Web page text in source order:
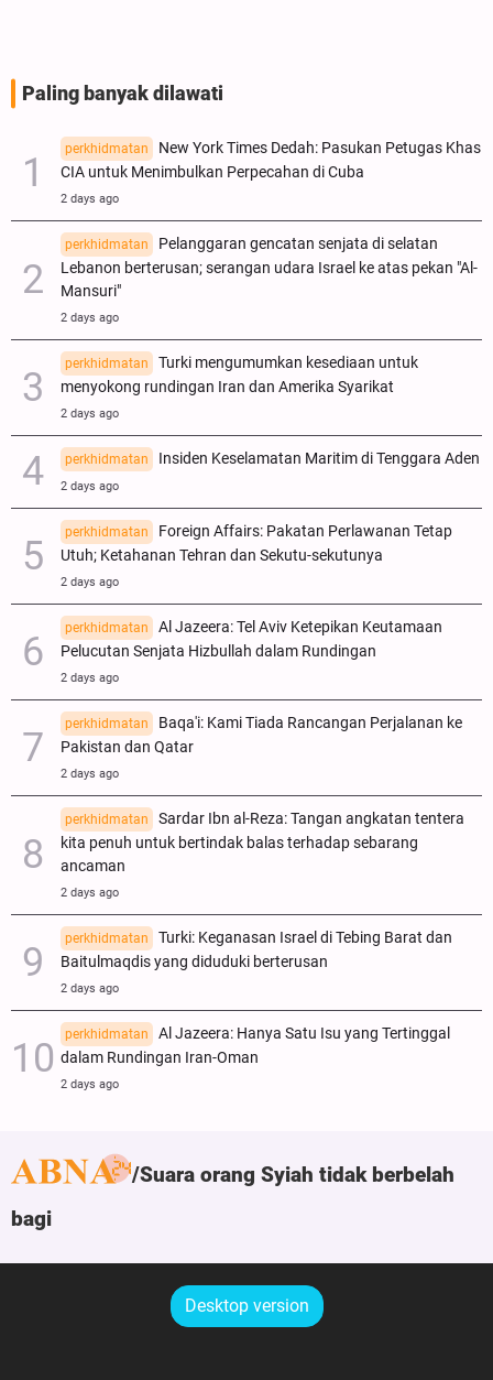
Paling banyak dilawati
perkhidmatan
New York Times Dedah: Pasukan Petugas Khas
CIA untuk Menimbulkan Perpecahan di Cuba
2 days ago
perkhidmatan
Pelanggaran gencatan senjata di selatan
Lebanon berterusan; serangan udara Israel ke atas pekan "Al-
Mansuri"
2 days ago
perkhidmatan
Turki mengumumkan kesediaan untuk
menyokong rundingan Iran dan Amerika Syarikat
2 days ago
perkhidmatan Insiden Keselamatan Maritim di Tenggara Aden
2 days ago
perkhidmatan
Foreign Affairs: Pakatan Perlawanan Tetap
Utuh; Ketahanan Tehran dan Sekutu-sekutunya
2 days ago
perkhidmatan
Al Jazeera: Tel Aviv Ketepikan Keutamaan
Pelucutan Senjata Hizbullah dalam Rundingan
2 days ago
perkhidmatan
Baqa'i: Kami Tiada Rancangan Perjalanan ke
Pakistan dan Qatar
2 days ago
perkhidmatan
Sardar Ibn al-Reza: Tangan angkatan tentera
kita penuh untuk bertindak balas terhadap sebarang
ancaman
2 days ago
perkhidmatan
Turki: Keganasan Israel di Tebing Barat dan
Baitulmaqdis yang diduduki berterusan
2 days ago
perkhidmatan
Al Jazeera: Hanya Satu Isu yang Tertinggal
dalam Rundingan Iran-Oman
2 days ago
Suara orang Syiah tidak berbelah
bagi
Desktop version